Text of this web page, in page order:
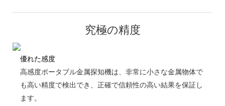
究極の精度
優れた感度
高感度ポータブル金属探知機は、非常に小さな金属物体で
も高い精度で検出でき、正確で信頼性の高い結果を保証し
ます。